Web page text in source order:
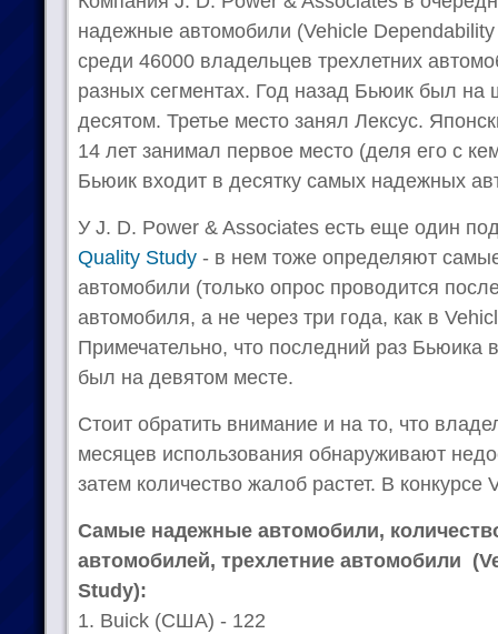
надежные автомобили (Vehicle
среди 46000 владельцев трехлетних
разных сегментах. Год назад Бьюик был на
десятом. Третье место занял Лексус.
14 лет занимал первое место (деля его с
Бьюик входит в десятку самых надежных
У J. D. Power & Associates есть еще один
Quality Study - в нем тоже определяют
автомобили (только опрос проводится
автомобиля, а не через три года, как в
Примечательно, что последний раз Бьюика
был на девятом месте.
Стоит обратить внимание и на то, что
месяцев использования обнаруживают
затем количество жалоб растет. В
Самые надежные автомобили,
автомобилей, трехлетние автомобили
Study):
1. Buick (США) - 122